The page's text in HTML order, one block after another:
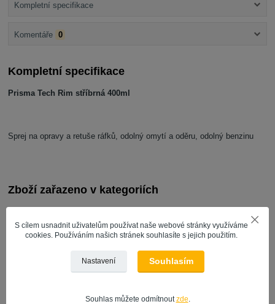
Kompletní specifikace
Komentáře 0
Kompletní specifikace
Prisma Tech Rim stříbrná 400ml
Sprej na opravy a retuše ráfků, odolný omytí a oděru, odolný benzinu
Zboží zařazeno v kategoriích
AUTO PRODUKTY
S cílem usnadnit uživatelům používat naše webové stránky využíváme
cookies. Používáním našich stránek souhlasíte s jejich použitím.
Nastavení Souhlasím
Souhlas můžete odmítnout zde